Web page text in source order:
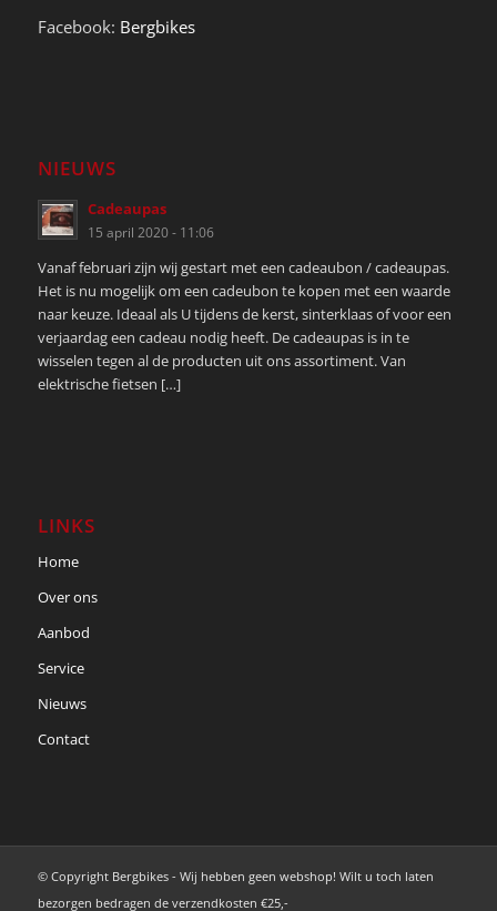
Facebook: Bergbikes
NIEUWS
Cadeaupas
15 april 2020 - 11:06
Vanaf februari zijn wij gestart met een cadeaubon / cadeaupas.
Het is nu mogelijk om een cadeubon te kopen met een waarde
naar keuze. Ideaal als U tijdens de kerst, sinterklaas of voor een
verjaardag een cadeau nodig heeft. De cadeaupas is in te
wisselen tegen al de producten uit ons assortiment. Van
elektrische fietsen […]
LINKS
Home
Over ons
Aanbod
Service
Nieuws
Contact
© Copyright Bergbikes - Wij hebben geen webshop! Wilt u toch laten
bezorgen bedragen de verzendkosten €25,-